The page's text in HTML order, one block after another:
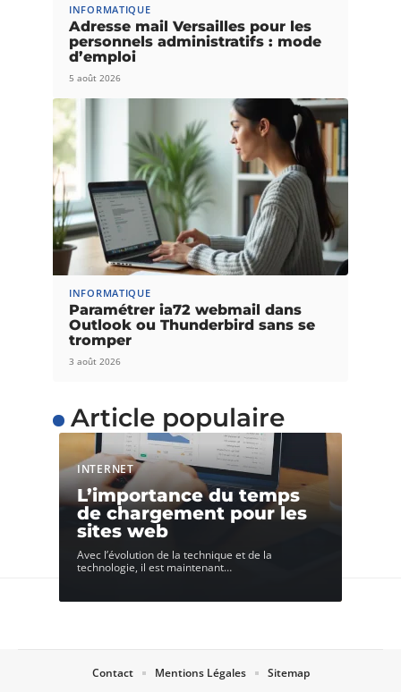
INFORMATIQUE
Adresse mail Versailles pour les
personnels administratifs : mode
d’emploi
5 août 2026
INFORMATIQUE
Paramétrer ia72 webmail dans
Outlook ou Thunderbird sans se
tromper
3 août 2026
Article populaire
INTERNET
L’importance du temps
de chargement pour les
sites web
Avec l’évolution de la technique et de la
technologie, il est maintenant…
Contact Mentions Légales Sitemap